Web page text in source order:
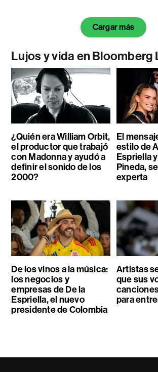
Cargar más
Lujos y vida en Bloomberg
¿Quién era William Orbit,
el productor que trabajó
con Madonna y ayudó a
definir el sonido de los
2000?
El
estilo de
Espriella
Pineda,
experta
De los vinos a la música:
los negocios y
empresas de De la
Espriella, el nuevo
presidente de Colombia
Artistas
que sus
para